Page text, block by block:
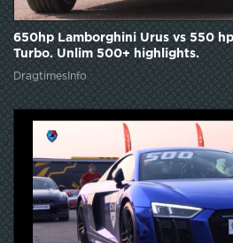
650hp Lamborghini Urus vs 550
Turbo. Unlim 500+ highlights.
DragtimesInfo